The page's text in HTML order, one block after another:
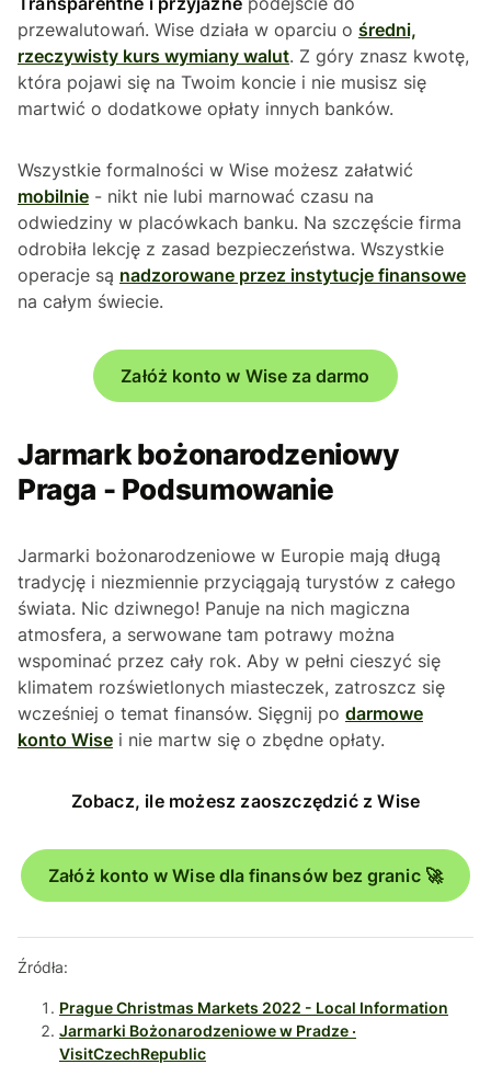
przewalutowań. Wise działa w oparciu o średni,
rzeczywisty kurs wymiany walut. Z góry znasz kwotę,
która pojawi się na Twoim koncie i nie musisz się
martwić o dodatkowe opłaty innych banków.
Wszystkie formalności w Wise możesz załatwić
mobilnie - nikt nie lubi marnować czasu na
odwiedziny w placówkach banku. Na szczęście firma
odrobiła lekcję z zasad bezpieczeństwa. Wszystkie
operacje są nadzorowane przez instytucje finansowe
na całym świecie.
Załóż konto w Wise za darmo
Jarmark bożonarodzeniowy
Praga - Podsumowanie
Jarmarki bożonarodzeniowe w Europie mają długą
tradycję i niezmiennie przyciągają turystów z całego
świata. Nic dziwnego! Panuje na nich magiczna
atmosfera, a serwowane tam potrawy można
wspominać przez cały rok. Aby w pełni cieszyć się
klimatem rozświetlonych miasteczek, zatroszcz się
wcześniej o temat finansów. Sięgnij po darmowe
konto Wise i nie martw się o zbędne opłaty.
Zobacz, ile możesz zaoszczędzić z Wise
Załóż konto w Wise dla finansów bez granic 🚀
Źródła:
Prague Christmas Markets 2022 - Local Information
Jarmarki Bożonarodzeniowe w Pradze ·
VisitCzechRepublic